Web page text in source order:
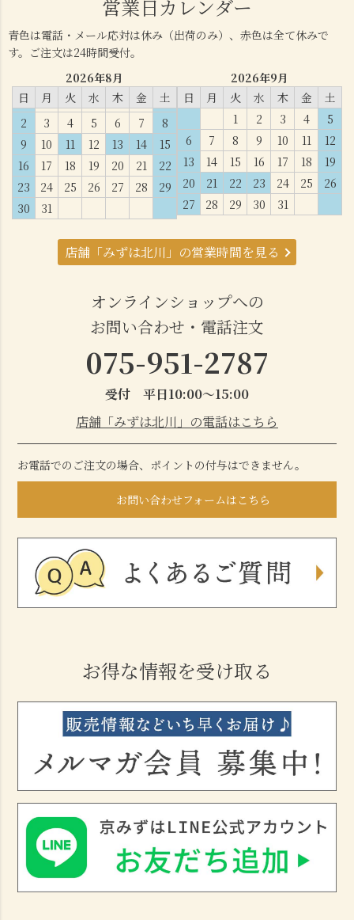
営業日カレンダー
青色は電話・メール応対は休み（出荷のみ）、赤色は全て休みで
す。ご注文は24時間受付。
2026年8月
日
月 火 水 木 金
土
2
3 4 5 6 7
8
9
10 11 12 13 14
15
16
17 18 19 20 21
22
23
24 25 26 27 28
29
30
31
2026年9月
日
月 火 水 木 金
土
1
2 3 4
5
6
7 8 9 10 11
12
13
14 15 16 17 18
19
20
21 22 23 24 25
26
27
28 29 30 31
店舗「みずは北川」の営業時間を見る
オンラインショップへの
お問い合わせ・電話注文
075-951-2787
受付 平日10:00～15:00
店舗「みずは北川」の電話はこちら
お電話でのご注文の場合、ポイントの付与はできません。
お問い合わせフォームはこちら
お得な情報を受け取る